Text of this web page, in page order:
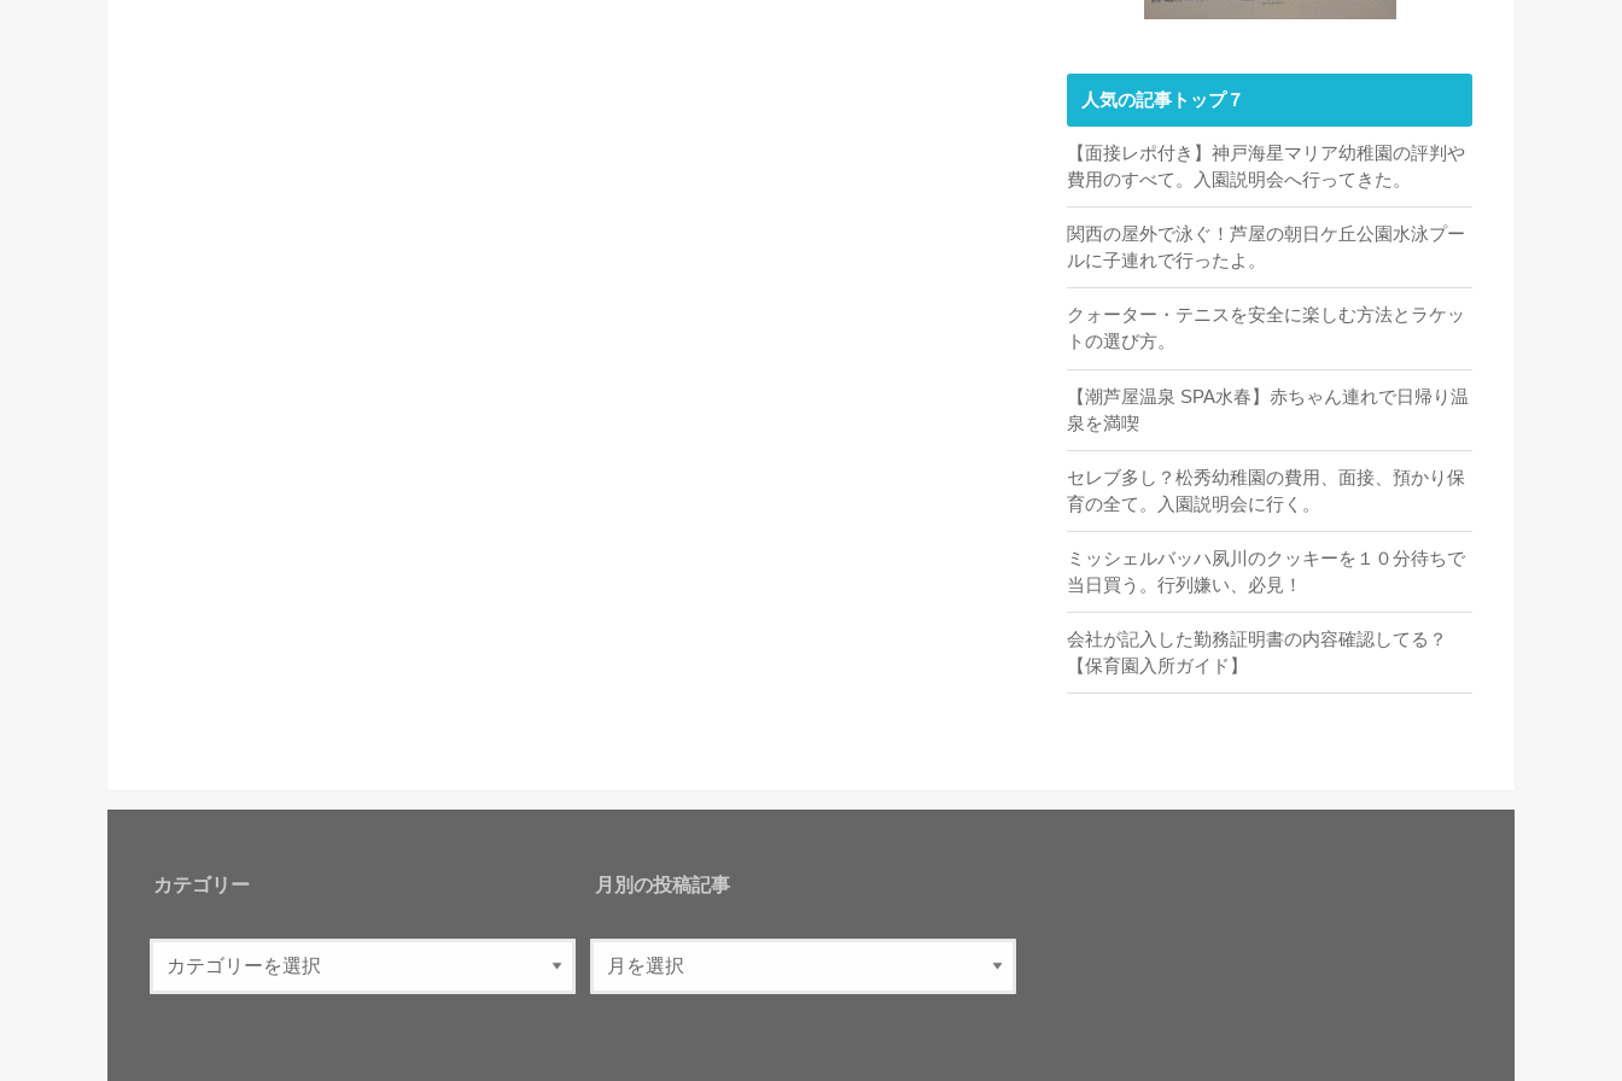
人気の記事トップ７
【面接レポ付き】神戸海星マリア幼稚園の評判や
費用のすべて。入園説明会へ行ってきた。
関西の屋外で泳ぐ！芦屋の朝日ケ丘公園水泳プー
ルに子連れで行ったよ。
クォーター・テニスを安全に楽しむ方法とラケッ
トの選び方。
【潮芦屋温泉 SPA水春】赤ちゃん連れで日帰り温
泉を満喫
セレブ多し？松秀幼稚園の費用、面接、預かり保
育の全て。入園説明会に行く。
ミッシェルバッハ夙川のクッキーを１０分待ちで
当日買う。行列嫌い、必見！
会社が記入した勤務証明書の内容確認してる？
【保育園入所ガイド】
カテゴリー 月別の投稿記事